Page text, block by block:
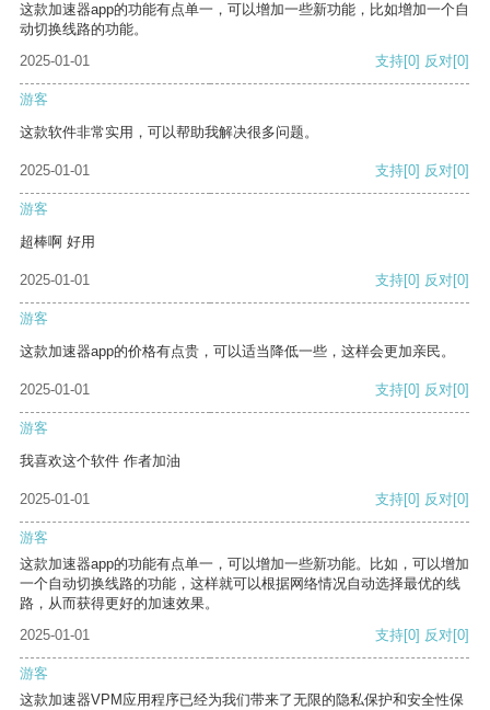
这款加速器app的功能有点单一，可以增加一些新功能，比如增加一个自
动切换线路的功能。
2025-01-01
支持[0] 反对[0]
游客
这款软件非常实用，可以帮助我解决很多问题。
2025-01-01 支持[0] 反对[0]
游客
超棒啊 好用
2025-01-01 支持[0] 反对[0]
游客
这款加速器app的价格有点贵，可以适当降低一些，这样会更加亲民。
2025-01-01 支持[0] 反对[0]
游客
我喜欢这个软件 作者加油
2025-01-01 支持[0] 反对[0]
游客
这款加速器app的功能有点单一，可以增加一些新功能。比如，可以增加
一个自动切换线路的功能，这样就可以根据网络情况自动选择最优的线
路，从而获得更好的加速效果。
2025-01-01
支持[0] 反对[0]
游客
这款加速器VPM应用程序已经为我们带来了无限的隐私保护和安全性保